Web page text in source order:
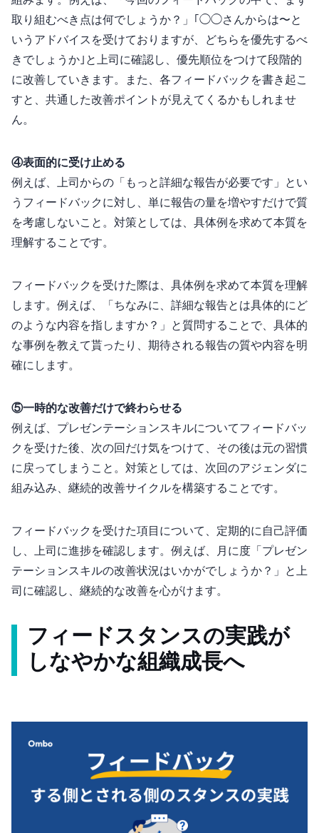
取り組むべき点は何でしょうか？」｢◯◯さんからは〜と
いうアドバイスを受けておりますが、どちらを優先するべ
きでしょうか｣と上司に確認し、優先順位をつけて段階的
に改善していきます。また、各フィードバックを書き起こ
すと、共通した改善ポイントが見えてくるかもしれませ
ん。
④表面的に受け止める
例えば、上司からの「もっと詳細な報告が必要です」とい
うフィードバックに対し、単に報告の量を増やすだけで質
を考慮しないこと。対策としては、具体例を求めて本質を
理解することです。
フィードバックを受けた際は、具体例を求めて本質を理解
します。例えば、「ちなみに、詳細な報告とは具体的にど
のような内容を指しますか？」と質問することで、具体的
な事例を教えて貰ったり、期待される報告の質や内容を明
確にします。
⑤一時的な改善だけで終わらせる
例えば、プレゼンテーションスキルについてフィードバッ
クを受けた後、次の1回だけ気をつけて、その後は元の習慣
に戻ってしまうこと。対策としては、次回の1on1アジェンダに
組み込み、継続的改善サイクルを構築することです。
フィードバックを受けた項目について、定期的に自己評価
し、上司に進捗を確認します。例えば、月に1度「プレゼン
テーションスキルの改善状況はいかがでしょうか？」と上
司に確認し、継続的な改善を心がけます。
フィードスタンスの実践が
しなやかな組織成長へ